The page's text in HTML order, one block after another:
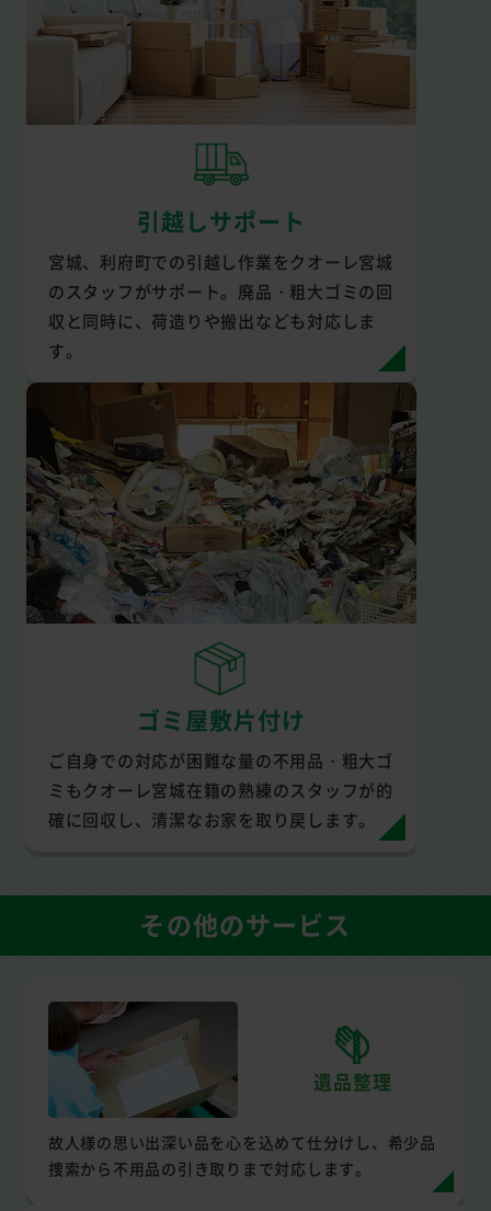
引越しサポート
宮城、利府町での引越し作業をクオーレ宮城
のスタッフがサポート。廃品・粗大ゴミの回
収と同時に、荷造りや搬出なども対応しま
す。
ゴミ屋敷片付け
ご自身での対応が困難な量の不用品・粗大ゴ
ミもクオーレ宮城在籍の熟練のスタッフが的
確に回収し、清潔なお家を取り戻します。
その他のサービス
遺品整理
故人様の思い出深い品を心を込めて仕分けし、希少品
捜索から不用品の引き取りまで対応します。